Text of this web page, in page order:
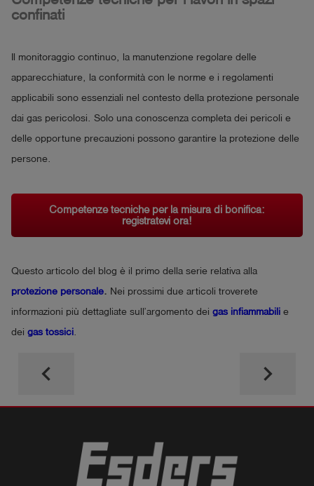
confinati
Il monitoraggio continuo, la manutenzione regolare delle
apparecchiature, la conformità con le norme e i regolamenti
applicabili sono essenziali nel contesto della protezione personale
dai gas pericolosi. Solo una conoscenza completa dei pericoli e
delle opportune precauzioni possono garantire la protezione delle
persone.
Competenze tecniche per la misura di bonifica:
registratevi ora!
Questo articolo del blog è il primo della serie relativa alla
protezione personale. Nei prossimi due articoli troverete
informazioni più dettagliate sull’argomento dei gas infiammabili e
dei gas tossici.
keyboard_arrow_left keyboard_arrow_right